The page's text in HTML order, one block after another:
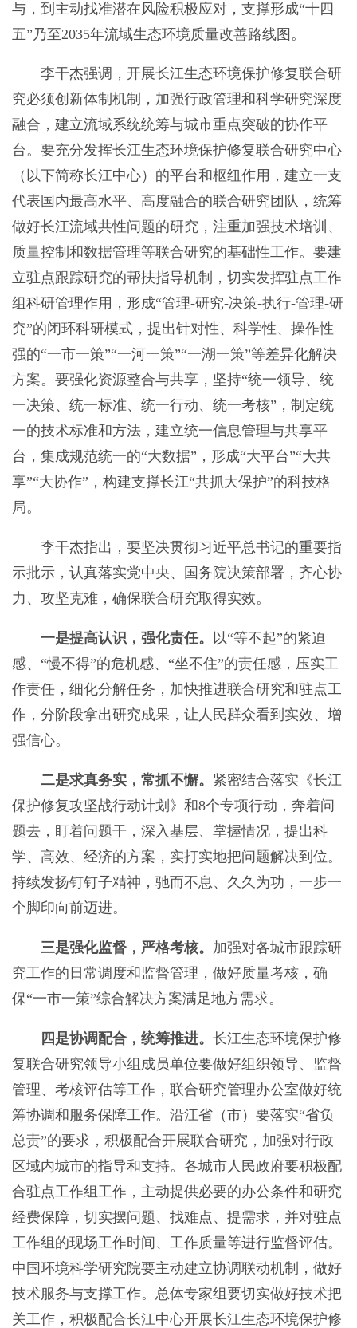
与，到主动找准潜在风险积极应对，支撑形成“十四
五”乃至2035年流域生态环境质量改善路线图。
李干杰强调，开展长江生态环境保护修复联合研
究必须创新体制机制，加强行政管理和科学研究深度
融合，建立流域系统统筹与城市重点突破的协作平
台。要充分发挥长江生态环境保护修复联合研究中心
（以下简称长江中心）的平台和枢纽作用，建立一支
代表国内最高水平、高度融合的联合研究团队，统筹
做好长江流域共性问题的研究，注重加强技术培训、
质量控制和数据管理等联合研究的基础性工作。要建
立驻点跟踪研究的帮扶指导机制，切实发挥驻点工作
组科研管理作用，形成“管理-研究-决策-执行-管理-研
究”的闭环科研模式，提出针对性、科学性、操作性
强的“一市一策”“一河一策”“一湖一策”等差异化解决
方案。要强化资源整合与共享，坚持“统一领导、统
一决策、统一标准、统一行动、统一考核”，制定统
一的技术标准和方法，建立统一信息管理与共享平
台，集成规范统一的“大数据”，形成“大平台”“大共
享”“大协作”，构建支撑长江“共抓大保护”的科技格
局。
李干杰指出，要坚决贯彻习近平总书记的重要指
示批示，认真落实党中央、国务院决策部署，齐心协
力、攻坚克难，确保联合研究取得实效。
一是提高认识，强化责任。
以“等不起”的紧迫
感、“慢不得”的危机感、“坐不住”的责任感，压实工
作责任，细化分解任务，加快推进联合研究和驻点工
作，分阶段拿出研究成果，让人民群众看到实效、增
强信心。
二是求真务实，常抓不懈。 紧密结合落实《长江
保护修复攻坚战行动计划》和8个专项行动，奔着问
题去，盯着问题干，深入基层、掌握情况，提出科
学、高效、经济的方案，实打实地把问题解决到位。
持续发扬钉钉子精神，驰而不息、久久为功，一步一
个脚印向前迈进。
三是强化监督，严格考核。 加强对各城市跟踪研
究工作的日常调度和监督管理，做好质量考核，确
保“一市一策”综合解决方案满足地方需求。
四是协调配合，统筹推进。 长江生态环境保护修
复联合研究领导小组成员单位要做好组织领导、监督
管理、考核评估等工作，联合研究管理办公室做好统
筹协调和服务保障工作。沿江省（市）要落实“省负
总责”的要求，积极配合开展联合研究，加强对行政
区域内城市的指导和支持。各城市人民政府要积极配
合驻点工作组工作，主动提供必要的办公条件和研究
经费保障，切实摆问题、找难点、提需求，并对驻点
工作组的现场工作时间、工作质量等进行监督评估。
中国环境科学研究院要主动建立协调联动机制，做好
技术服务与支撑工作。总体专家组要切实做好技术把
关工作，积极配合长江中心开展长江生态环境保护修